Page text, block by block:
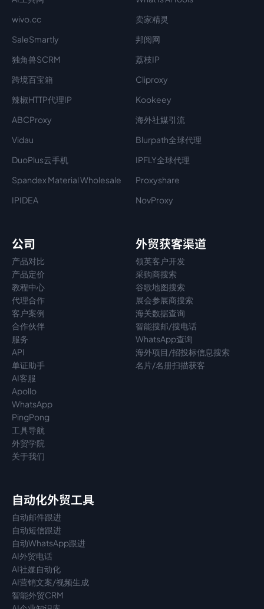
wivo.cc
卖家精灵
SaleSmartly
邦阅网
独角兽SCRM
荔枝IP
跨境百宝箱
Cliproxy
辣椒HTTP代理IP
Kookeey
ABCProxy
海外社媒引流
Vidau
Blurpath全球代理
DuoPlus云手机
IPFLY全球代理
Spandex Material Wholesale​
Proxyshare
IPIDEA
NovProxy
公司
产品对比
产品定价
教程中心
代理合作
客户案例
合作伙伴
服务
API
单证助手
AI客服
Apollo
WhatsApp
PingPong
工具导航
外贸学院
关于我们
外贸获客渠道
领英客户开发
采购商搜索
谷歌地图搜索
展会参展商搜索
海关数据查询
智能搜邮/搜电话
WhatsApp查询
海外项目/招投标信息搜索
名片/名册扫描获客
自动化外贸工具
自动邮件跟进
自动短信跟进
自动WhatsApp跟进
AI外贸电话
AI社媒自动化
AI营销文案/视频生成
智能外贸CRM